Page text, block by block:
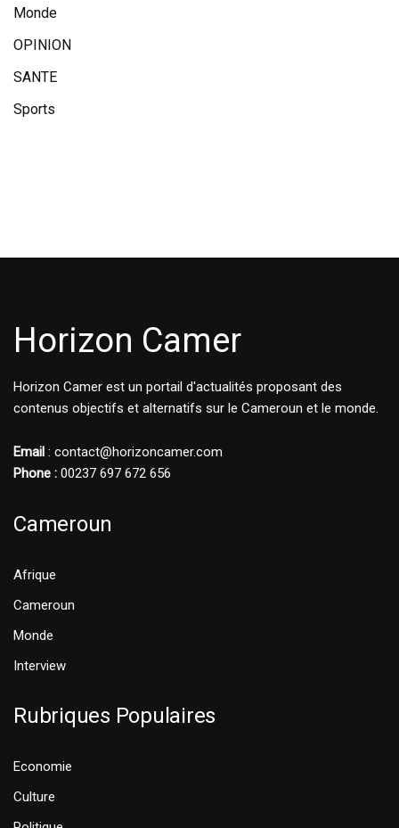
Monde
OPINION
SANTE
Sports
Horizon Camer
Horizon Camer est un portail d'actualités proposant des
contenus objectifs et alternatifs sur le Cameroun et le monde.
Email : contact@horizoncamer.com
Phone : 00237 697 672 656
Cameroun
Afrique
Cameroun
Monde
Interview
Rubriques Populaires
Economie
Culture